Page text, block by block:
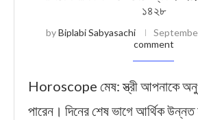
১৪২৮
byBiplabi Sabyasachi
comment
Horoscope মেষ: স্ত্রী আপনাকে
পারেন। দিনের শেষ ভাগে আর্থিক